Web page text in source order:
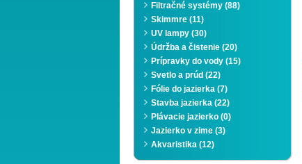
Filtračné systémy (88)
Skimmre (11)
UV lampy (30)
Údržba a čistenie (20)
Prípravky do vody (15)
Svetlo a prúd (22)
Fólie do jazierka (7)
Stavba jazierka (22)
Plávacie jazierko (0)
Jazierko v zime (3)
Akvaristika (12)